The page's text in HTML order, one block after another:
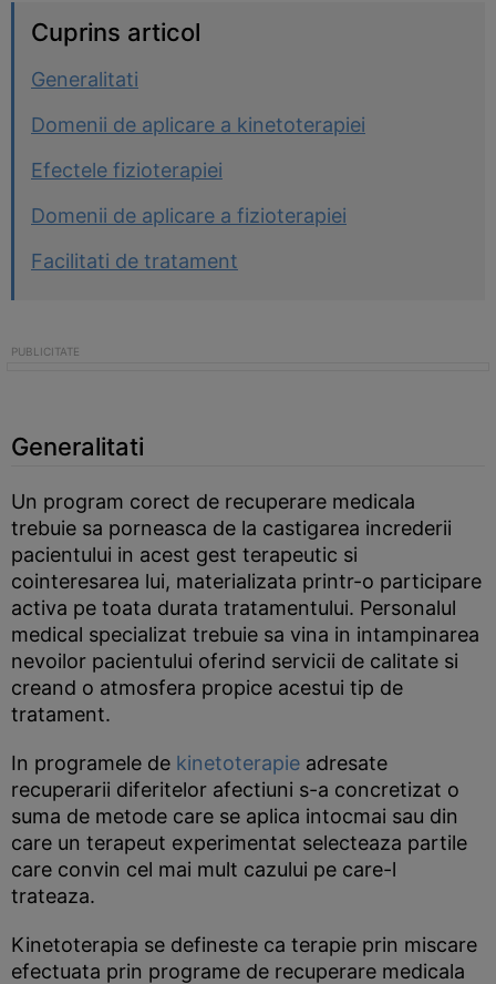
Cuprins articol
Generalitati
Domenii de aplicare a kinetoterapiei
Efectele fizioterapiei
Domenii de aplicare a fizioterapiei
Facilitati de tratament
Generalitati
Un program corect de recuperare medicala
trebuie sa porneasca de la castigarea increderii
pacientului in acest gest terapeutic si
cointeresarea lui, materializata printr-o participare
activa pe toata durata tratamentului. Personalul
medical specializat trebuie sa vina in intampinarea
nevoilor pacientului oferind servicii de calitate si
creand o atmosfera propice acestui tip de
tratament.
In programele de kinetoterapie adresate
recuperarii diferitelor afectiuni s-a concretizat o
suma de metode care se aplica intocmai sau din
care un terapeut experimentat selecteaza partile
care convin cel mai mult cazului pe care-l
trateaza.
Kinetoterapia se defineste ca terapie prin miscare
efectuata prin programe de recuperare medicala